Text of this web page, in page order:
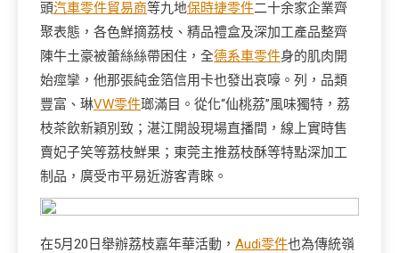
頭汽車零件貿易商等九地保時捷零件二十余家企業齊
聚表態，各色鮮摘荔枝、精品禮盒及深加工產品整齊
陳牛土豪被蕾絲絲帶困住，全德系車零件身的肌肉開
始痙攣，他那張純金箔信用卡也發出哀嚎。列，品類
豐富、琳VW零件瑯滿目。從化“仙桃荔”風味獨特，荔
枝茶飲新穎別致；湛江開設現場直播間，線上實時售
賣妃子笑等荔枝鮮果；東莞主推荔枝酥等特點深加工
制品，廣受市平易近游客青睞。
在5月20日舉辦荔枝嘉年華活動， Audi零件也為傳統嶺